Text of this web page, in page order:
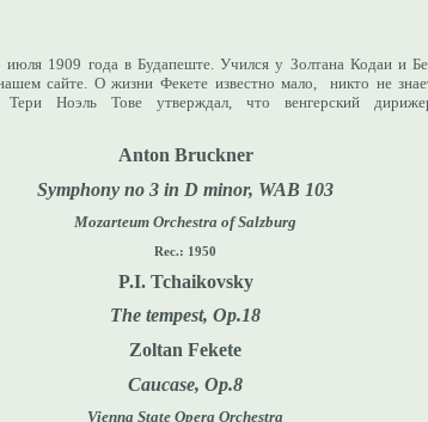
1909 года в Будапеште. Учился у Золтана Кодаи и
сайте. О жизни Фекете известно мало, никто не
Тери Ноэль Тове утверждал, что венгерский
Anton Bruckner
Symphony no 3 in D minor, WAB 103
Mozarteum Orchestra of Salzburg
Rec.: 1950
P.I. Tchaikovsky
The tempest, Op.18
Zoltan Fekete
Caucase, Op.8
Vienna State Opera Orchestra